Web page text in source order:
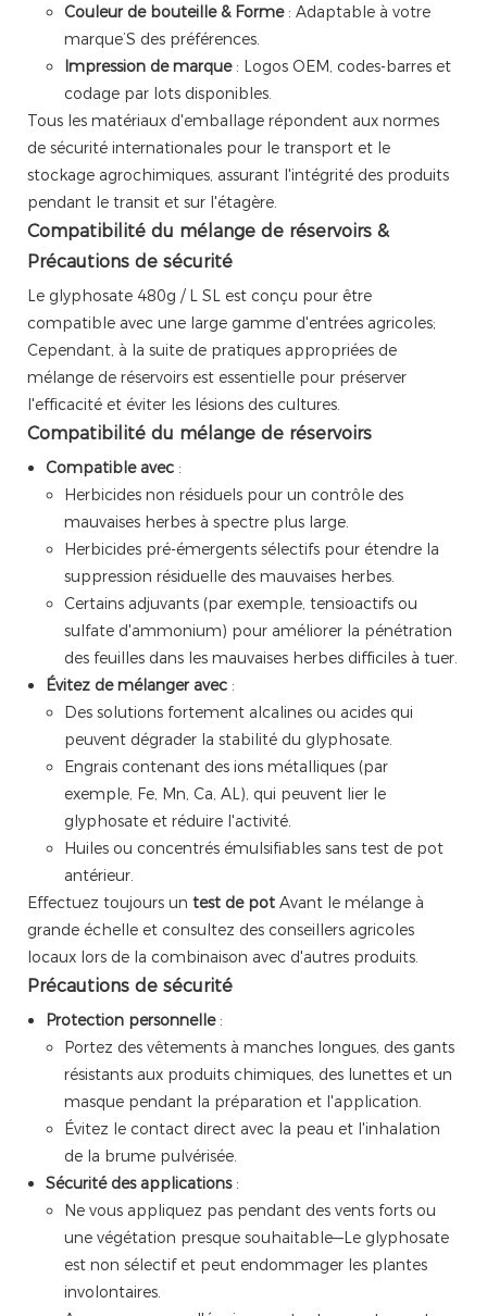
Couleur de bouteille & Forme : Adaptable à votre
marque’S des préférences.
Impression de marque : Logos OEM, codes-barres et
codage par lots disponibles.
Tous les matériaux d'emballage répondent aux normes
de sécurité internationales pour le transport et le
stockage agrochimiques, assurant l'intégrité des produits
pendant le transit et sur l'étagère.
Compatibilité du mélange de réservoirs &
Précautions de sécurité
Le glyphosate 480g / L SL est conçu pour être
compatible avec une large gamme d'entrées agricoles;
Cependant, à la suite de pratiques appropriées de
mélange de réservoirs est essentielle pour préserver
l'efficacité et éviter les lésions des cultures.
Compatibilité du mélange de réservoirs
Compatible avec :
Herbicides non résiduels pour un contrôle des
mauvaises herbes à spectre plus large.
Herbicides pré-émergents sélectifs pour étendre la
suppression résiduelle des mauvaises herbes.
Certains adjuvants (par exemple, tensioactifs ou
sulfate d'ammonium) pour améliorer la pénétration
des feuilles dans les mauvaises herbes difficiles à tuer.
Évitez de mélanger avec :
Des solutions fortement alcalines ou acides qui
peuvent dégrader la stabilité du glyphosate.
Engrais contenant des ions métalliques (par
exemple, Fe, Mn, Ca, AL), qui peuvent lier le
glyphosate et réduire l'activité.
Huiles ou concentrés émulsifiables sans test de pot
antérieur.
Effectuez toujours un test de pot Avant le mélange à
grande échelle et consultez des conseillers agricoles
locaux lors de la combinaison avec d'autres produits.
Précautions de sécurité
Protection personnelle :
Portez des vêtements à manches longues, des gants
résistants aux produits chimiques, des lunettes et un
masque pendant la préparation et l'application.
Évitez le contact direct avec la peau et l'inhalation
de la brume pulvérisée.
Sécurité des applications :
Ne vous appliquez pas pendant des vents forts ou
une végétation presque souhaitable—Le glyphosate
est non sélectif et peut endommager les plantes
involontaires.